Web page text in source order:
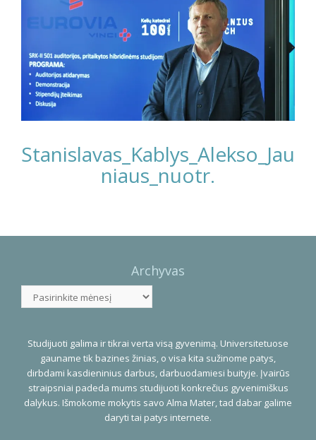
Stanislavas_Kablys_Alekso_Jau
niaus_nuotr.
Navigation
Archyvas
Studijuoti galima ir tikrai verta visą gyvenimą. Universitetuose
gauname tik bazines žinias, o visa kita sužinome patys,
dirbdami kasdieninius darbus, darbuodamiesi buityje. Įvairūs
straipsniai padeda mums studijuoti konkrečius gyvenimiškus
dalykus. Išmokome mokytis savo Alma Mater, tad dabar galime
daryti tai patys internete.